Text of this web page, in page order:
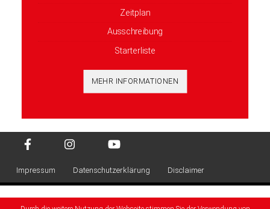
Zeitplan
Ausschreibung
Starterliste
MEHR INFORMATIONEN
Impressum Datenschutzerklärung Disclaimer